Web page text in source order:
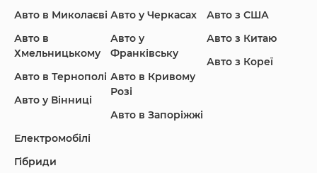
Infiniti Jaguar Jeep
Land Rover
Авто в Миколаєві
Авто в
Хмельницькому
Авто в Тернополі
Авто у Вінниці
Авто у Черкасах
Авто у
Франківську
Авто в Кривому
Розі
Авто в Запоріжжі
Авто з США
Авто з Китаю
Авто з Кореї
Електромобілі
Гібриди